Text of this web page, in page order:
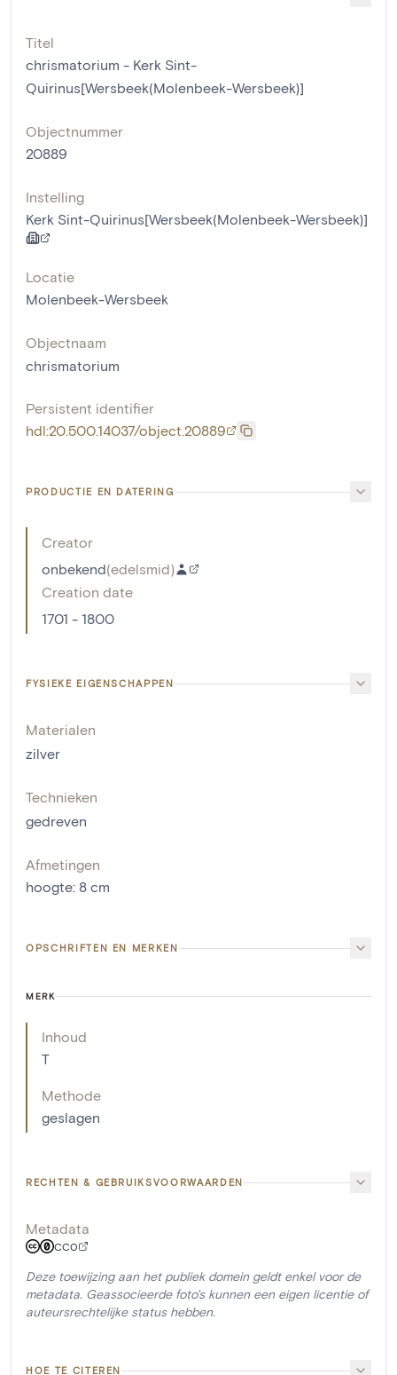
Titel
chrismatorium - Kerk Sint-
Quirinus[Wersbeek(Molenbeek-Wersbeek)]
Objectnummer
20889
Instelling
Kerk Sint-Quirinus[Wersbeek(Molenbeek-Wersbeek)]
Locatie
Molenbeek-Wersbeek
Objectnaam
chrismatorium
Persistent identifier
hdl:20.500.14037/object.20889
PRODUCTIE EN DATERING
Creator
onbekend(edelsmid)
Creation date
1701 - 1800
FYSIEKE EIGENSCHAPPEN
Materialen
zilver
Technieken
gedreven
Afmetingen
hoogte: 8 cm
OPSCHRIFTEN EN MERKEN
MERK
Inhoud
T
Methode
geslagen
RECHTEN & GEBRUIKSVOORWAARDEN
Metadata
CC0
Deze toewijzing aan het publiek domein geldt enkel voor de
metadata. Geassocieerde foto's kunnen een eigen licentie of
auteursrechtelijke status hebben.
HOE TE CITEREN